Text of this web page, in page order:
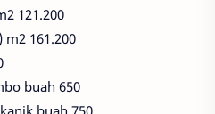
121.200
m2 161.200
buah 650
buah 750